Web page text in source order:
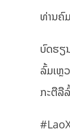
ທ່ານຄົ
ບົດຮຽ
ລົ້ມເຫຼ
ກະຕືລື